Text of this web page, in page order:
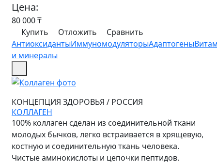
Цена:
80 000₸
Купить
Отложить
Сравнить
АнтиоксидантыИммуномодуляторыАдаптогены
и минералы
КОНЦЕПЦИЯ ЗДОРОВЬЯ / РОССИЯ
КОЛЛАГЕН
100% коллаген сделан из соединительной ткани
молодых бычков, легко встраивается в хрящевую,
костную и соединительную ткань человека.
Чистые аминокислоты и цепочки пептидов.